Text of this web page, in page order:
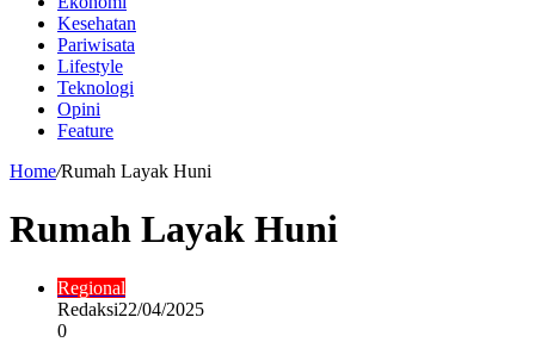
Kesehatan
Pariwisata
Lifestyle
Teknologi
Opini
Feature
Home/Rumah Layak Huni
Rumah Layak Huni
Regional
Redaksi22/04/2025
0